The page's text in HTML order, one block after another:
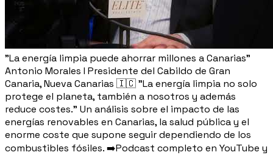
"La energía limpia puede ahorrar millones a Canarias"
Antonio Morales I Presidente del Cabildo de Gran
Canaria, Nueva Canarias 🇮🇨 "La energía limpia no solo
protege el planeta, también a nosotros y además
reduce costes." Un análisis sobre el impacto de las
energías renovables en Canarias, la salud pública y el
enorme coste que supone seguir dependiendo de los
combustibles fósiles. ➡️Podcast completo en YouTube y